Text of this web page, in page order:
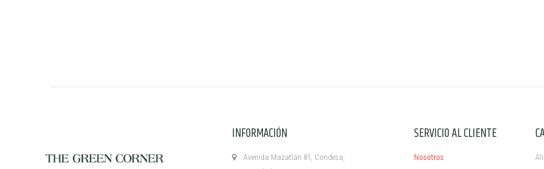
INFORMACIÓN
Avenida Mazatlán 81, Condesa,
SERVICIO AL CLIENTE
Nosotros